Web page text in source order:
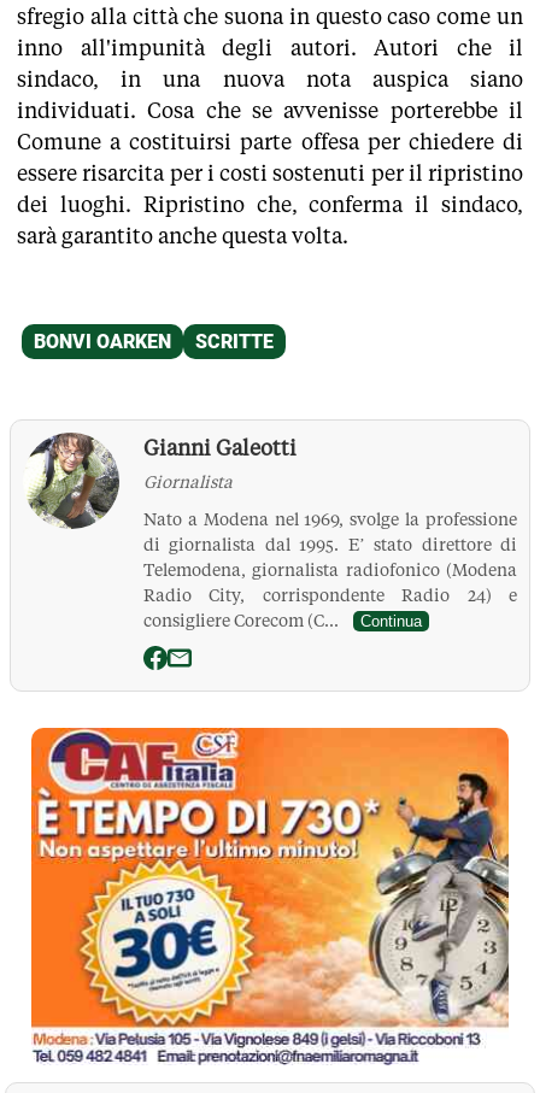
sfregio alla città che suona in questo caso come un
inno all'impunità degli autori. Autori che il
sindaco, in una nuova nota auspica siano
individuati. Cosa che se avvenisse porterebbe il
Comune a costituirsi parte offesa per chiedere di
essere risarcita per i costi sostenuti per il ripristino
dei luoghi. Ripristino che, conferma il sindaco,
sarà garantito anche questa volta.
Gianni Galeotti
Giornalista
Nato a Modena nel 1969, svolge la professione
di giornalista dal 1995. E’ stato direttore di
Telemodena, giornalista radiofonico (Modena
Radio City, corrispondente Radio 24) e
consigliere Corecom (C...
Continua
La Pressa